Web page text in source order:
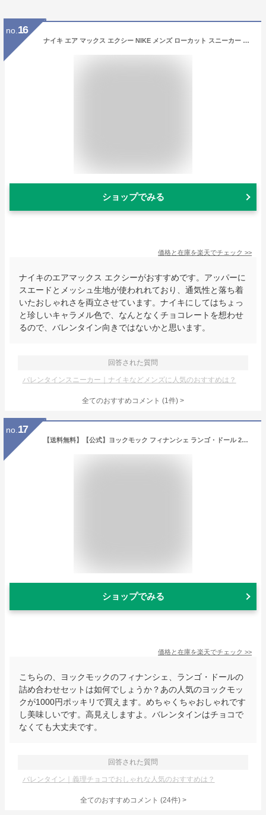
no. 16
ナイキ エア マックス エクシー NIKE メンズ ローカット スニーカー AirMax エアマックス スウェード メッシュ素材 通気性 耐久性 キャラメル 24cm-32cm IO9111-799 HO25
ショップでみる
価格と在庫を楽天でチェック >>
ナイキのエアマックス エクシーがおすすめです。アッパーに
スエードとメッシュ生地が使われれており、通気性と落ち着
いたおしゃれさを両立させています。ナイキにしてはちょっ
と珍しいキャラメル色で、なんとなくチョコレートを想わせ
るので、バレンタイン向きではないかと思います。
回答された質問
バレンタインスニーカー｜ナイキなどメンズに人気のおすすめは？
全てのおすすめコメント (1件) >
no. 17
【送料無料】【公式】ヨックモック フィナンシェ ランゴ・ドール 2種 6本入り（メール便対応） バレンタイン チョコレート 2026 プレゼント スイーツ フィナンシェ お試し 自宅用 メール便 1000円ぽっきり ポストイン お取り寄せ ギフト プチギフト クッキー
ショップでみる
価格と在庫を楽天でチェック >>
こちらの、ヨックモックのフィナンシェ、ランゴ・ドールの
詰め合わせセットは如何でしょうか？あの人気のヨックモッ
クが1000円ポッキリで買えます。めちゃくちゃおしゃれです
し美味しいです。高見えしますよ。バレンタインはチョコで
なくても大丈夫です。
回答された質問
バレンタイン｜義理チョコでおしゃれな人気のおすすめは？
全てのおすすめコメント (24件) >